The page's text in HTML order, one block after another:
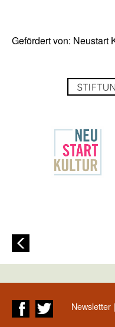
Gefördert von: Neustart
Newsletter |